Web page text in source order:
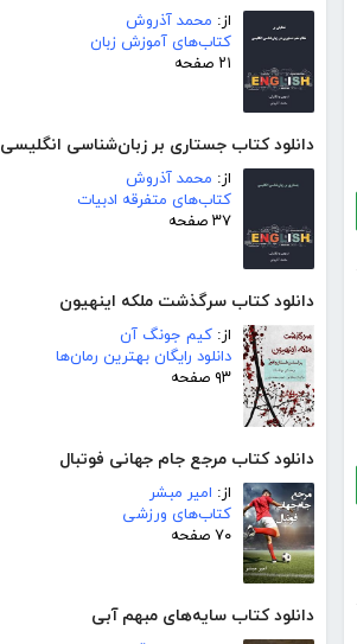
از: محمد آذروش
کتاب‌های آموزش زبان
۲۱ صفحه
دانلود کتاب جستاری بر زبان‌شناسی انگلیسی
از: محمد آذروش
کتاب‌های متفرقه ادبیات
۳۷ صفحه
دانلود کتاب سرگذشت ملکه اینهیون
از: کیم جونگ آن
دانلود رایگان بهترین رمان‌ها
۹۳ صفحه
دانلود کتاب مرجع جام جهانی فوتبال
از: امیر مبشر
کتاب‌های ورزشی
۷۰ صفحه
دانلود کتاب سایه‌های مبهم آبی